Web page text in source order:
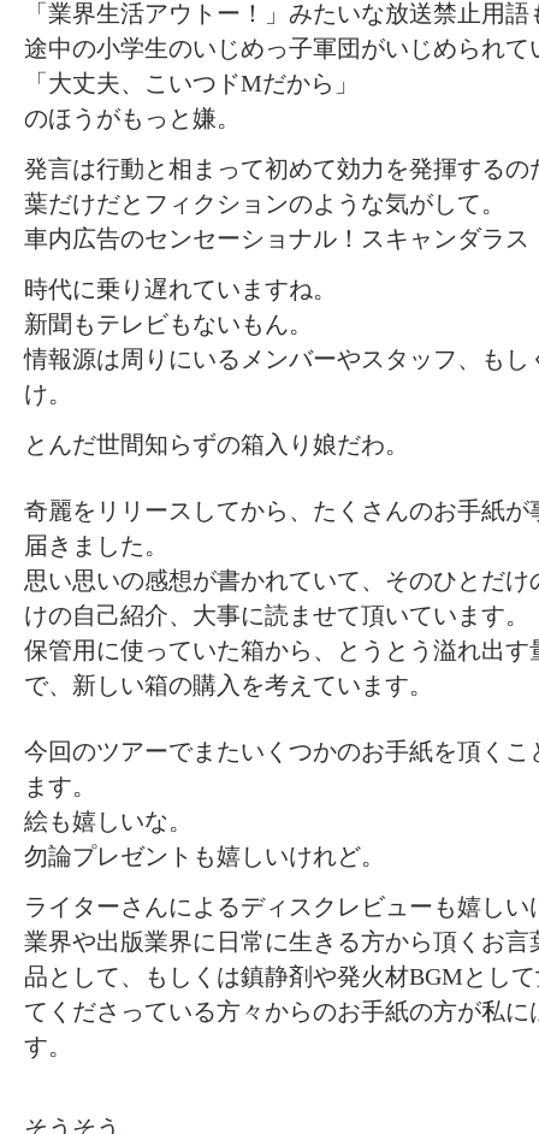
「業界生活アウトー！」みたいな放送禁止用
途中の小学生のいじめっ子軍団がいじめられて
「大丈夫、こいつドMだから」
のほうがもっと嫌。
発言は行動と相まって初めて効力を発揮するの
葉だけだとフィクションのような気がして。
車内広告のセンセーショナル！スキャンダラス
時代に乗り遅れていますね。
新聞もテレビもないもん。
情報源は周りにいるメンバーやスタッフ、もし
け。
とんだ世間知らずの箱入り娘だわ。
奇麗をリリースしてから、たくさんのお手紙が
届きました。
思い思いの感想が書かれていて、そのひとだけ
けの自己紹介、大事に読ませて頂いています。
保管用に使っていた箱から、とうとう溢れ出す
で、新しい箱の購入を考えています。
今回のツアーでまたいくつかのお手紙を頂くこ
ます。
絵も嬉しいな。
勿論プレゼントも嬉しいけれど。
ライターさんによるディスクレビューも嬉し
業界や出版業界に日常に生きる方から頂くお言
品として、もしくは鎮静剤や発火材BGMとし
てくださっている方々からのお手紙の方が私に
す。
そうそう。